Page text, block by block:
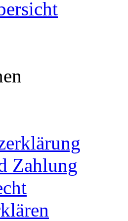
Zahlung